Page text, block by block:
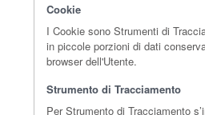
Cookie
I Cookie sono Strumenti di
in piccole porzioni di dati
browser dell'Utente.
Strumento di Tracciamento
Per Strumento di Tracciamento